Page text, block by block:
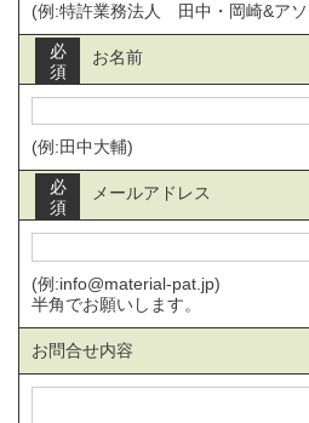
(例:特許業務法人 田中・岡崎&ア
お名前
必
須
(例:田中大輔)
メールアドレス
必
須
(例:info@material-pat.jp)
半角でお願いします。
お問合せ内容